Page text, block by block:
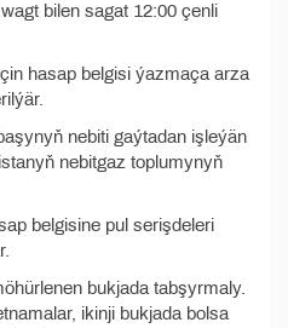
bilen sagat 12:00 çenli
hasap belgisi ýazmaça arza
nebiti gaýtadan işleýän
nebitgaz toplumynyň
belgisine pul serişdeleri
bukjada tabşyrmaly.
ikinji bukjada bolsa